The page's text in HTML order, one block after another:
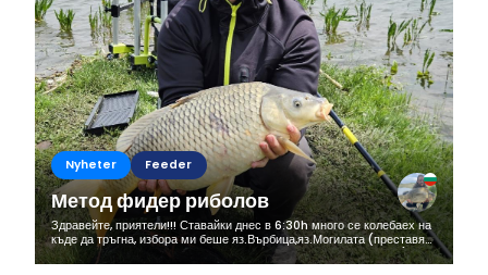
Nyheter Feeder
Метод фидер риболов
Здравейте, приятели!!! Ставайки днес в 6:30h много се колебаех на
къде да тръгна, избора ми беше яз.Върбица,яз.Могилата (преставях
си как утре всички ме псуват,че съм набол новите риби 🤣🤣🤣) и...